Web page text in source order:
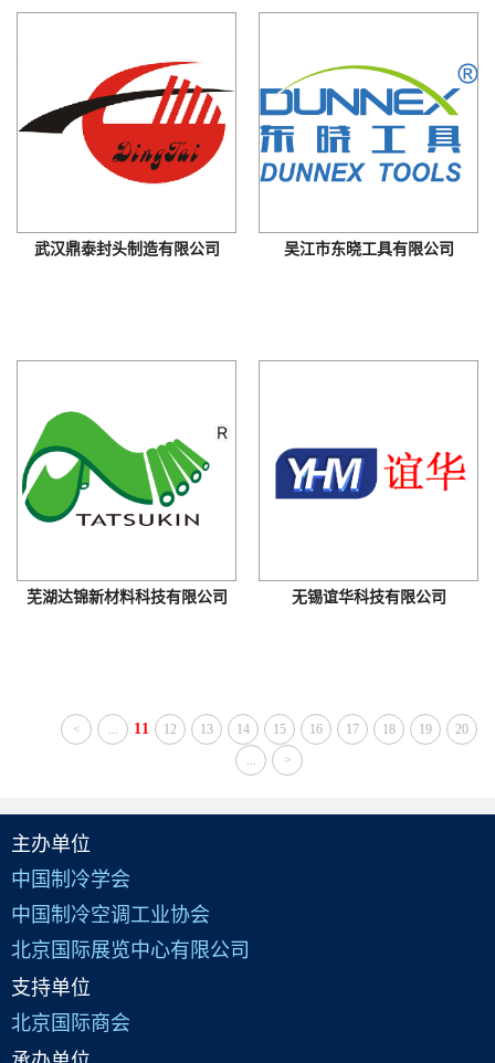
武汉鼎泰封头制造有限公司 吴江市东晓工具有限公司
芜湖达锦新材料科技有限公司 无锡谊华科技有限公司
< ... 11 12 13 14 15 16 17 18 19
20
...
>
主办单位
中国制冷学会
中国制冷空调工业协会
北京国际展览中心有限公司
支持单位
北京国际商会